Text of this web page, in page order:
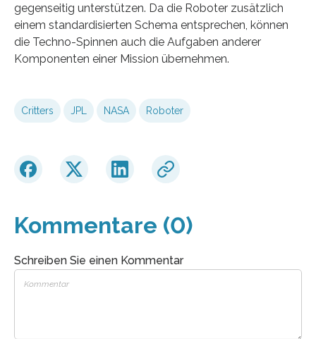
gegenseitig unterstützen. Da die Roboter zusätzlich
einem standardisierten Schema entsprechen, können
die Techno-Spinnen auch die Aufgaben anderer
Komponenten einer Mission übernehmen.
Critters JPL NASA Roboter
Kommentare (0)
Schreiben Sie einen Kommentar